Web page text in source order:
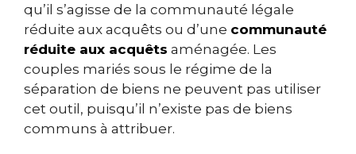
qu’il s’agisse de la communauté légale
réduite aux acquêts ou d’une communauté
réduite aux acquêts aménagée. Les
couples mariés sous le régime de la
séparation de biens ne peuvent pas utiliser
cet outil, puisqu’il n’existe pas de biens
communs à attribuer.